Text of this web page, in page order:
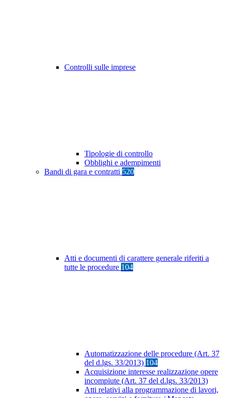
Controlli sulle imprese
Tipologie di controllo
Obblighi e adempimenti
Bandi di gara e contratti 520
Atti e documenti di carattere generale riferiti a
tutte le procedure 104
Automatizzazione delle procedure (Art. 37
del d.lgs. 33/2013) 104
Acquisizione interesse realizzazione opere
incompiute (Art. 37 del d.lgs. 33/2013)
Atti relativi alla programmazione di lavori,